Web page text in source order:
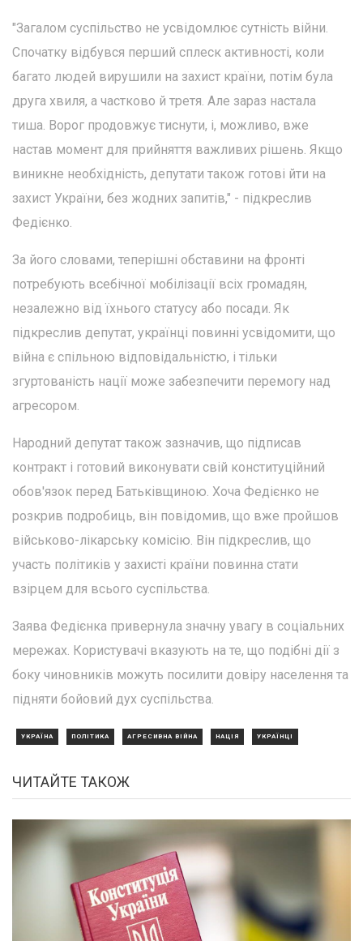
"Загалом суспільство не усвідомлює сутність війни.
Спочатку відбувся перший сплеск активності, коли
багато людей вирушили на захист країни, потім була
друга хвиля, а частково й третя. Але зараз настала
тиша. Ворог продовжує тиснути, і, можливо, вже
настав момент для прийняття важливих рішень. Якщо
виникне необхідність, депутати також готові йти на
захист України, без жодних запитів," - підкреслив
Федієнко.
За його словами, теперішні обставини на фронті
потребують всебічної мобілізації всіх громадян,
незалежно від їхнього статусу або посади. Як
підкреслив депутат, українці повинні усвідомити, що
війна є спільною відповідальністю, і тільки
згуртованість нації може забезпечити перемогу над
агресором.
Народний депутат також зазначив, що підписав
контракт і готовий виконувати свій конституційний
обов'язок перед Батьківщиною. Хоча Федієнко не
розкрив подробиць, він повідомив, що вже пройшов
військово-лікарську комісію. Він підкреслив, що
участь політиків у захисті країни повинна стати
взірцем для всього суспільства.
Заява Федієнка привернула значну увагу в соціальних
мережах. Користувачі вказують на те, що подібні дії з
боку чиновників можуть посилити довіру населення та
підняти бойовий дух суспільства.
УКРАЇНА ПОЛІТИКА АГРЕСИВНА ВІЙНА НАЦІЯ УКРАЇНЦІ
ЧИТАЙТЕ ТАКОЖ